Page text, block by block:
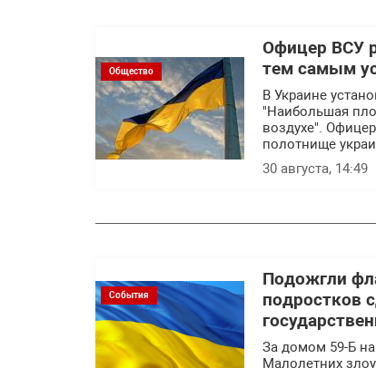
Общество
Офицер ВСУ
тем самым
В Украине
"Наибольшая
воздухе".
полотнище
30 августа, 14:49
События
Подожгли
подростков
За домом 59-Б
Малолетних